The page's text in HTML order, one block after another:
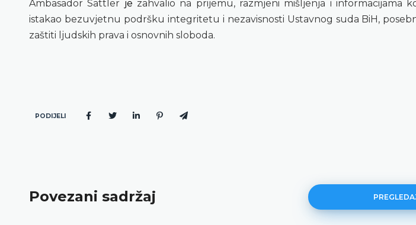
Ambasador Sattler je zahvalio na prijemu, razmjeni mišljenja i informacijama
istakao bezuvjetnu podršku integritetu i nezavisnosti Ustavnog suda BiH,
zaštiti ljudskih prava i osnovnih sloboda.
PODIJELI
Povezani sadržaj